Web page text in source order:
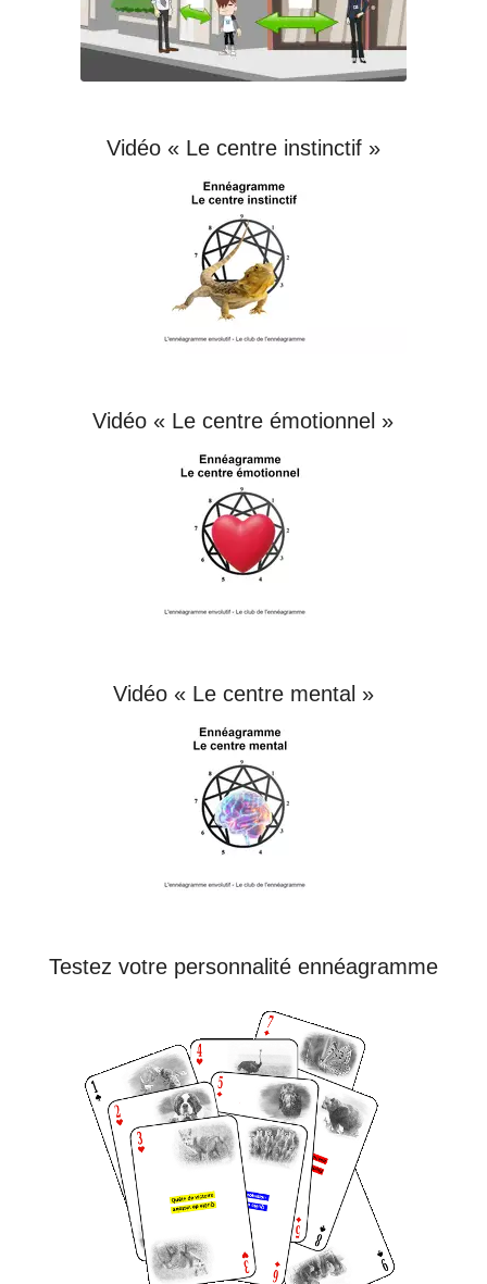
Vidéo « Le centre instinctif »
Vidéo « Le centre émotionnel »
Vidéo « Le centre mental »
Testez votre personnalité ennéagramme